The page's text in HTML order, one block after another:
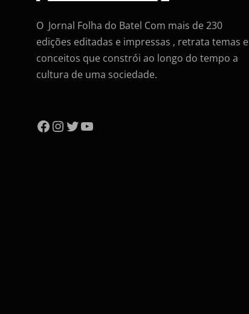
O Jornal Folha do Batel Com mais de 230
edições editadas e impressas , retrata temas e
conceitos que constrói ao longo do tempo a
cultura de uma sociedade.
Facebook
Instagram
Twitter
YouTube